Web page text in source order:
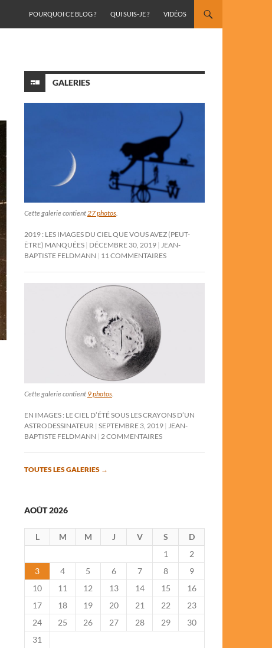
POURQUOI CE BLOG ?
QUI SUIS-JE ? VIDÉOS
GALERIES
Cette galerie contient27 photos.
2019 : LES IMAGES DU CIEL QUE VOUS AVEZ (PEUT-
ÊTRE) MANQUÉES DÉCEMBRE 30, 2019 JEAN-
BAPTISTE FELDMANN
11 COMMENTAIRES
Cette galerie contient 9 photos
EN IMAGES : LE CIEL D’ÉTÉ SOUS LES CRAYONS D’UN
ASTRODESSINATEUR SEPTEMBRE 3, 2019
JEAN-
BAPTISTE FELDMANN
2 COMMENTAIRES
TOUTES LES GALERIES →
AOÛT 2026
L M M J V S
D
1
2
3
4 5 6 7 8
9
10
11 12 13 14 15
16
17
18 19 20 21 22
23
24
25 26 27 28 29
30
31